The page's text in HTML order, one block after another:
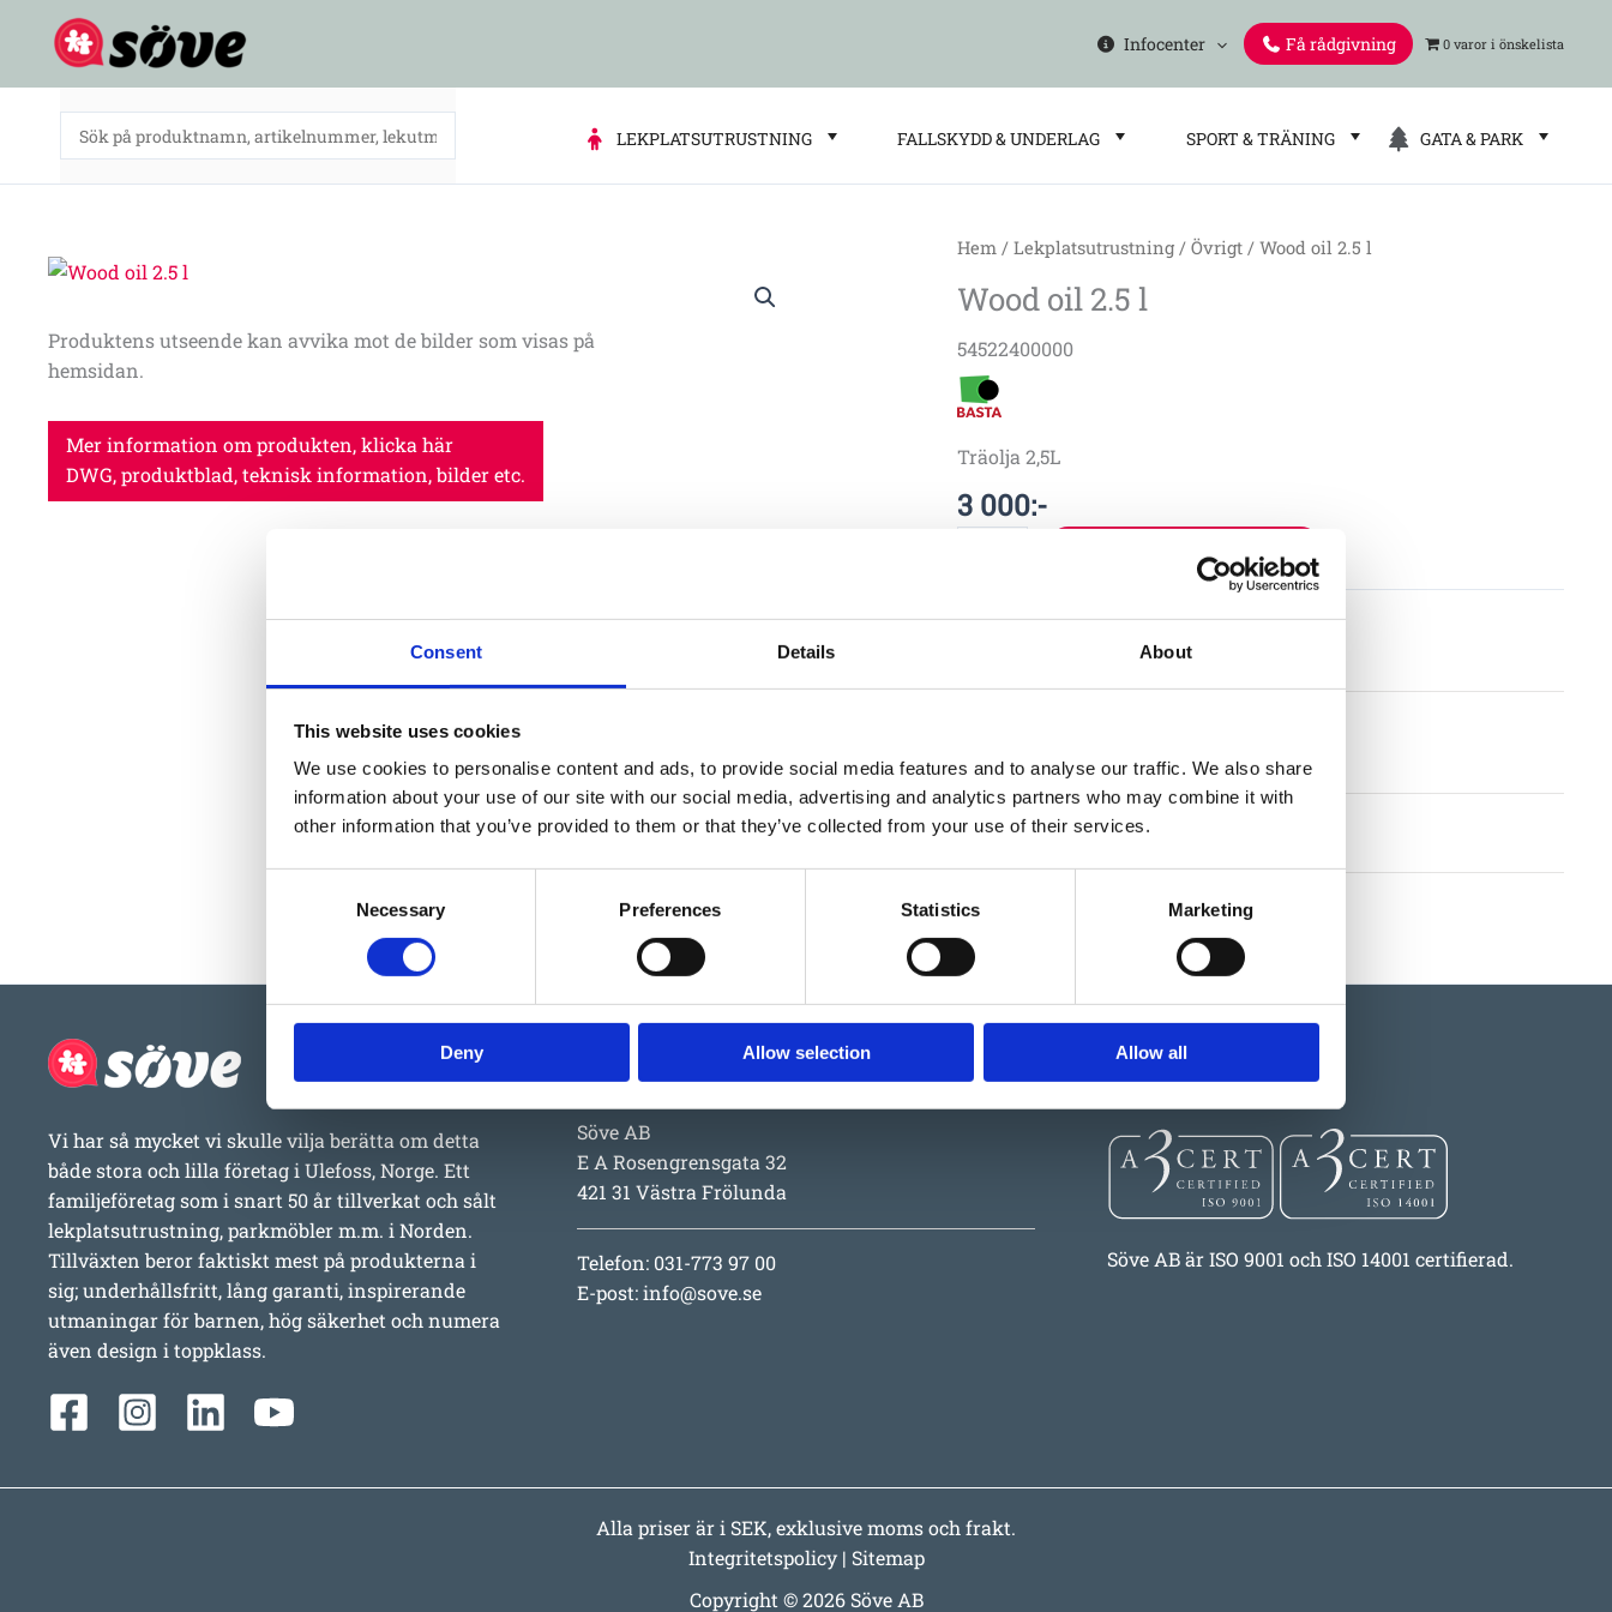
Consent Details About
This website uses cookies
We use cookies to personalise content and ads, to provide social media features and to analyse our traffic. We also share
information about your use of our site with our social media, advertising and analytics partners who may combine it with
other information that you’ve provided to them or that they’ve collected from your use of their services.
Necessary Preferences Statistics Marketing
Deny Allow selection Allow all
innehåll
Infocenter Få rådgivning 0 varor
LEKPLATSUTRUSTNING FALLSKYDD & UNDERLAG SPORT & TRÄNING GATA & PARK
Hem /Lekplatsutrustning /Övrigt / Wood oil 2.5 l
Wood oil 2.5 l
54522400000
Träolja 2,5L
3 000:-
oil
l
mängd
Skötsel
Garantivillkor
Produktens utseende kan avvika mot de bilder som visas på
hemsidan.
Mer information om produkten, klicka här
DWG, produktblad, teknisk information, bilder etc.
Vi har så mycket vi skulle vilja berätta om detta
både stora och lilla företag i Ulefoss, Norge. Ett
familjeföretag som i snart 50 år tillverkat och sålt
lekplatsutrustning, parkmöbler m.m. i Norden.
Tillväxten beror faktiskt mest på produkterna i
sig; underhållsfritt, lång garanti, inspirerande
utmaningar för barnen, hög säkerhet och numera
även design i toppklass.
Kontakt
Söve AB
E A Rosengrensgata 32
421 31 Västra Frölunda
Telefon: 031-773 97 00
E-post:info@sove.se
Certifiering
Söve AB är ISO 9001 och ISO 14001 certifierad.
Alla priser är i SEK, exklusive moms och frakt.
Integritetspolicy| Sitemap
Copyright © 2026 Söve AB